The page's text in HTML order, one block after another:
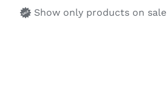
Show only products on sale